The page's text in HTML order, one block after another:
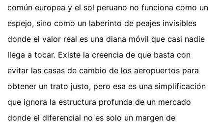
común europea y el sol peruano no funciona como un
espejo, sino como un laberinto de peajes invisibles
donde el valor real es una diana móvil que casi nadie
llega a tocar. Existe la creencia de que basta con
evitar las casas de cambio de los aeropuertos para
obtener un trato justo, pero esa es una simplificación
que ignora la estructura profunda de un mercado
donde el diferencial no es solo un margen de